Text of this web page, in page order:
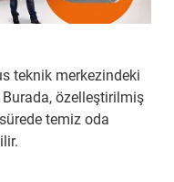
teknik merkezindeki
özelleştirilmiş
temiz oda